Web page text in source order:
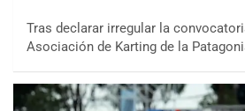
Tras declarar irregular la
Asociación de Karting de la